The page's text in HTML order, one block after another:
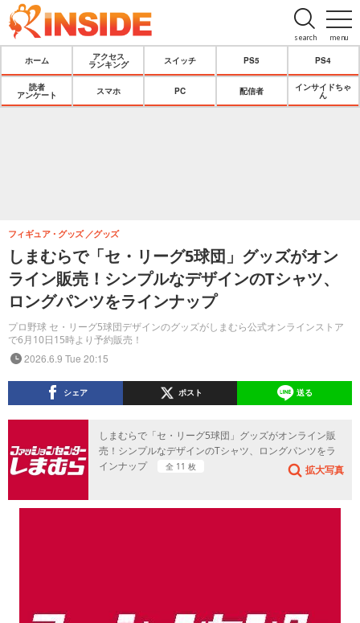
menu
search
ホーム
アクセス
ランキング
スイッチ PS5 PS4
読者
アンケート
スマホ PC 配信者
インサイドちゃ
ん
しまむらで「セ・リーグ5球団」グッズがオン
ライン販売！シンプルなデザインのTシャツ、
ロングパンツをラインナップ
プロ野球 セ・リーグ5球団デザインのグッズがしまむら公式オンラインストア
で6月10日15時より予約販売！
フィギュア・グッズ グッズ
2026.6.9 Tue 20:15
シェア ポスト 送る
しまむらで「セ・リーグ5球団」グッズがオンライン販
売！シンプルなデザインのTシャツ、ロングパンツをラ
インナップ
全 11 枚 拡大写真